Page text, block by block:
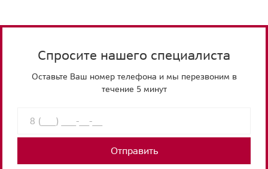
Спросите нашего специалиста
Оставьте Ваш номер телефона и мы перезвоним в
течение 5 минут
Отправить